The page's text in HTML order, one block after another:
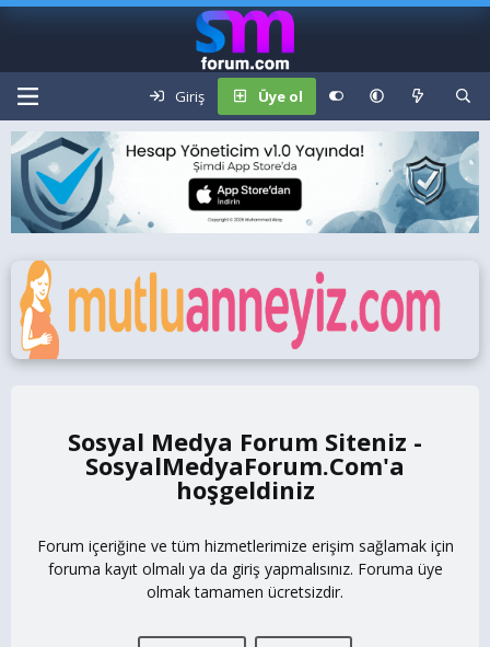
Giriş Üye ol
Sosyal Medya Forum Siteniz -
SosyalMedyaForum.Com
Forum içeriğine ve tüm hizmetlerimize erişim sağlamak için
foruma kayıt olmalı ya da giriş yapmalısınız. Foruma üye
olmak tamamen ücretsizdir.